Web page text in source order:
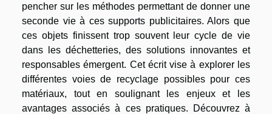
pencher sur les méthodes permettant de donner une
seconde vie à ces supports publicitaires. Alors que
ces objets finissent trop souvent leur cycle de vie
dans les déchetteries, des solutions innovantes et
responsables émergent. Cet écrit vise à explorer les
différentes voies de recyclage possibles pour ces
matériaux, tout en soulignant les enjeux et les
avantages associés à ces pratiques. Découvrez à